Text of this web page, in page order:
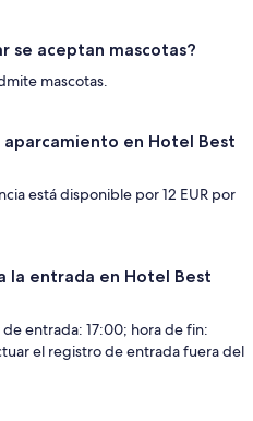
se aceptan mascotas?
mascotas.
aparcamiento en Hotel Best
está disponible por 12 EUR por
la entrada en Hotel Best
entrada: 17:00; hora de fin:
el registro de entrada fuera del